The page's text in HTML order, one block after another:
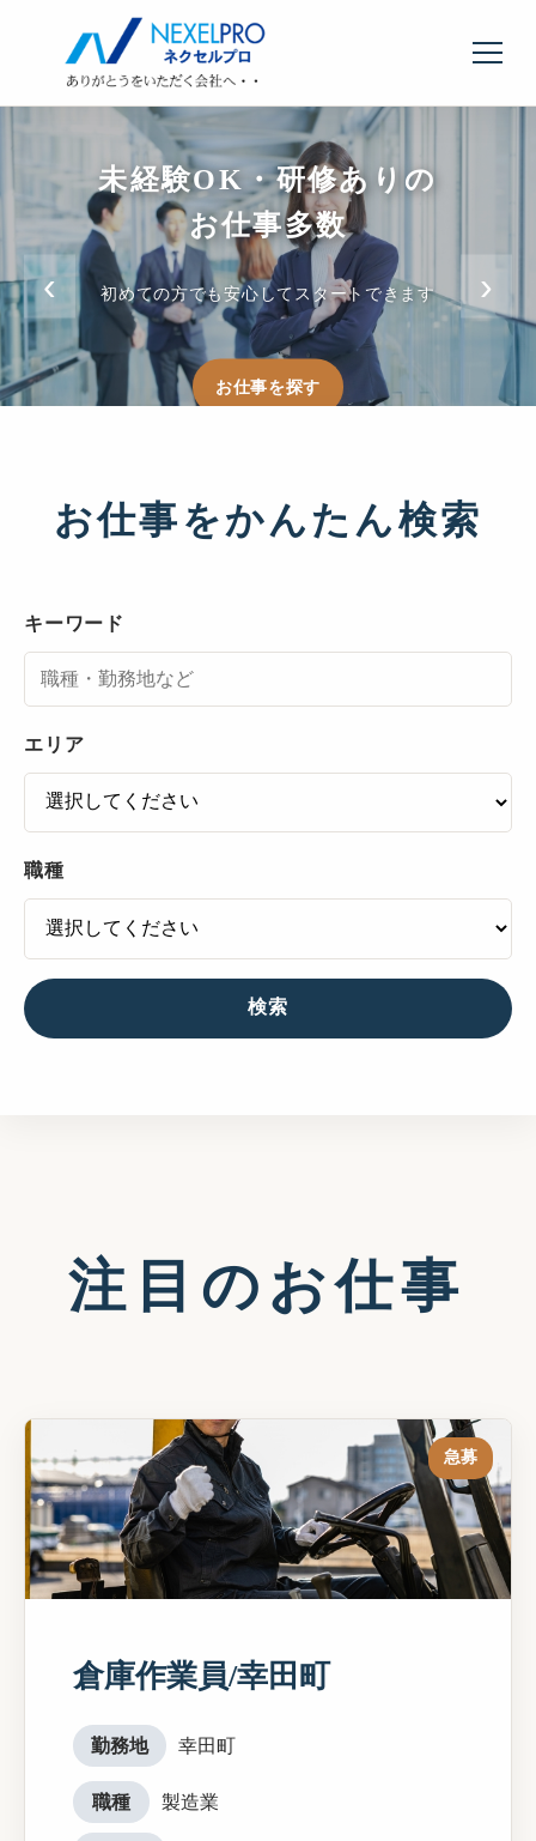
希望の仕事が
きっと見つかる
事務・IT・製造など常時5,000件以上の求人を掲載中
お仕事を探す
未経験OK・研修ありの
お仕事多数
初めての方でも安心してスタートできます
お仕事を探す
週3日〜・短時間勤務
選べる働き方
ライフスタイルに合わせた勤務スタイルが見つかります
求人を見る
‹ ›
お仕事をかんたん検索
キーワード
エリア
職種
検索
注目のお仕事
急募
倉庫作業員/幸田町
勤務地 幸田町
職種 製造業